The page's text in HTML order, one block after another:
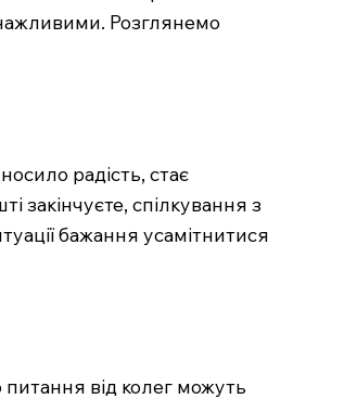
Розглянемо
радість, стає
закінчуєте, спілкування з
бажання усамітнитися
від колег можуть